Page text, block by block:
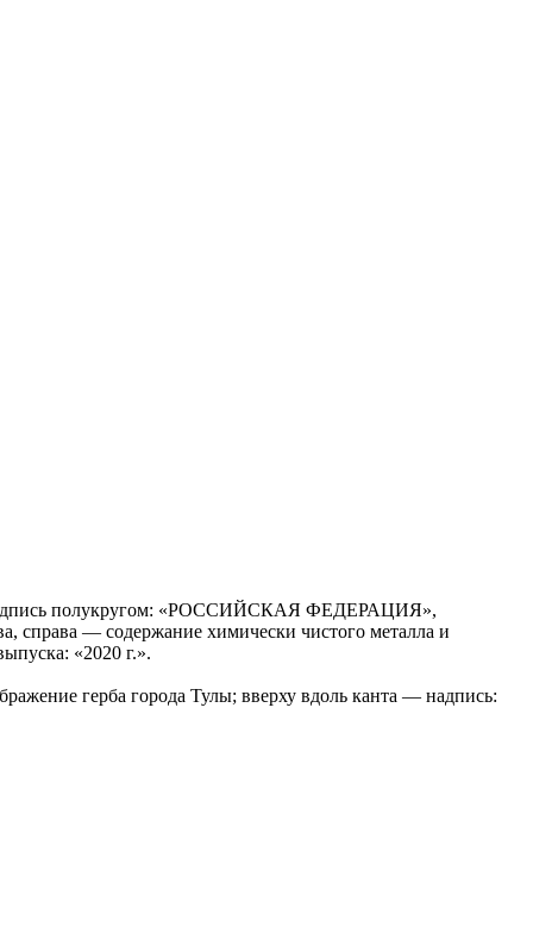
надпись полукругом: «РОССИЙСКАЯ ФЕДЕРАЦИЯ»,
справа — содержание химически чистого металла и
«2020 г.».
герба города Тулы; вверху вдоль канта — надпись: